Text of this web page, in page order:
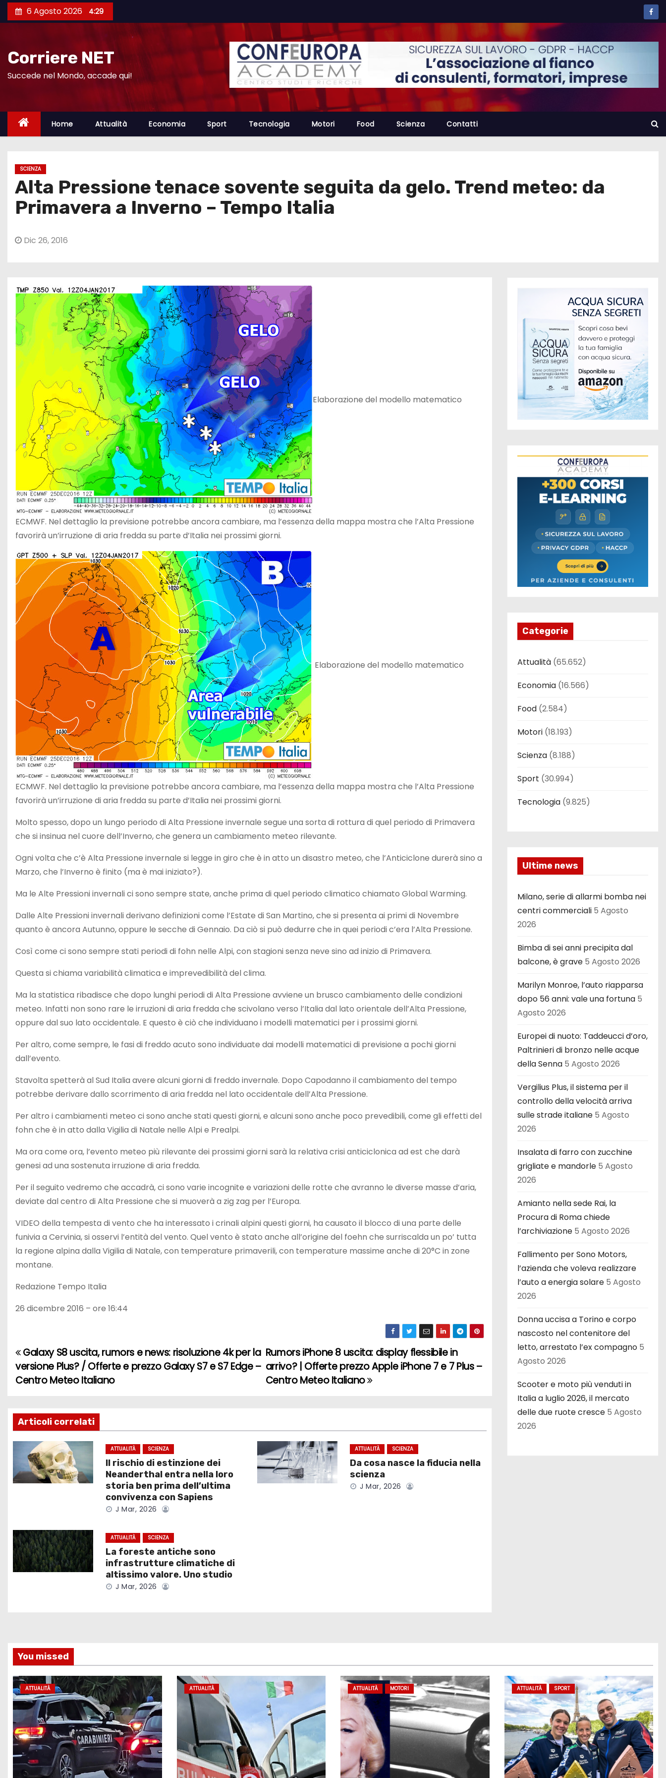
a
6 Agosto 2026 4:29
Corriere NET
Succede nel Mondo, accade qui!
Home Attualità Economia Sport Tecnologia Motori Food Scienza Contatti
SCIENZA
Alta Pressione tenace sovente seguita da gelo. Trend meteo: da
Primavera a Inverno – Tempo Italia
Dic 26, 2016
Elaborazione del modello matematico
ECMWF. Nel dettaglio la previsione potrebbe ancora cambiare, ma l’essenza della mappa mostra che l’Alta Pressione
favorirà un’irruzione di aria fredda su parte d’Italia nei prossimi giorni.
Elaborazione del modello matematico
ECMWF. Nel dettaglio la previsione potrebbe ancora cambiare, ma l’essenza della mappa mostra che l’Alta Pressione
favorirà un’irruzione di aria fredda su parte d’Italia nei prossimi giorni.
Molto spesso, dopo un lungo periodo di Alta Pressione invernale segue una sorta di rottura di quel periodo di Primavera
che si insinua nel cuore dell’Inverno, che genera un cambiamento meteo rilevante.
Ogni volta che c’è Alta Pressione invernale si legge in giro che è in atto un disastro meteo, che l’Anticiclone durerà sino a
Marzo, che l’Inverno è finito (ma è mai iniziato?).
Ma le Alte Pressioni invernali ci sono sempre state, anche prima di quel periodo climatico chiamato Global Warming.
Dalle Alte Pressioni invernali derivano definizioni come l’Estate di San Martino, che si presenta ai primi di Novembre
quanto è ancora Autunno, oppure le secche di Gennaio. Da ciò si può dedurre che in quei periodi c’era l’Alta Pressione.
Così come ci sono sempre stati periodi di fohn nelle Alpi, con stagioni senza neve sino ad inizio di Primavera.
Questa si chiama variabilità climatica e imprevedibilità del clima.
Ma la statistica ribadisce che dopo lunghi periodi di Alta Pressione avviene un brusco cambiamento delle condizioni
meteo. Infatti non sono rare le irruzioni di aria fredda che scivolano verso l’Italia dal lato orientale dell’Alta Pressione,
oppure dal suo lato occidentale. E questo è ciò che individuano i modelli matematici per i prossimi giorni.
Per altro, come sempre, le fasi di freddo acuto sono individuate dai modelli matematici di previsione a pochi giorni
dall’evento.
Stavolta spetterà al Sud Italia avere alcuni giorni di freddo invernale. Dopo Capodanno il cambiamento del tempo
potrebbe derivare dallo scorrimento di aria fredda nel lato occidentale dell’Alta Pressione.
Per altro i cambiamenti meteo ci sono anche stati questi giorni, e alcuni sono anche poco prevedibili, come gli effetti del
fohn che è in atto dalla Vigilia di Natale nelle Alpi e Prealpi.
Ma ora come ora, l’evento meteo più rilevante dei prossimi giorni sarà la relativa crisi anticiclonica ad est che darà
genesi ad una sostenuta irruzione di aria fredda.
Per il seguito vedremo che accadrà, ci sono varie incognite e variazioni delle rotte che avranno le diverse masse d’aria,
deviate dal centro di Alta Pressione che si muoverà a zig zag per l’Europa.
VIDEO della tempesta di vento che ha interessato i crinali alpini questi giorni, ha causato il blocco di una parte delle
funivia a Cervinia, si osservi l’entità del vento. Quel vento è stato anche all’origine del foehn che surriscalda un po’ tutta
la regione alpina dalla Vigilia di Natale, con temperature primaverili, con temperature massime anche di 20°C in zone
montane.
Redazione Tempo Italia
26 dicembre 2016 – ore 16:44
N
a
i
g
z
n
e
i
c
o
l
i
Rumors iPhone 8 uscita: display flessibile in
arrivo? | Offerte prezzo Apple iPhone 7 e 7 Plus –
Centro Meteo Italiano
Galaxy S8 uscita, rumors e news: risoluzione 4k per la
versione Plus? / Offerte e prezzo Galaxy S7 e S7 Edge –
Centro Meteo Italiano
Articoli correlati
ATTUALITÀ SCIENZA
Il rischio di estinzione dei
Neanderthal entra nella loro
storia ben prima dell’ultima
convivenza con Sapiens
J Mar, 2026
ATTUALITÀ SCIENZA
Da cosa nasce la fiducia nella
scienza
J Mar, 2026
ATTUALITÀ SCIENZA
La foreste antiche sono
infrastrutture climatiche di
altissimo valore. Uno studio
J Mar, 2026
Categorie
Attualità (65.652)
Economia (16.566)
Food (2.584)
Motori (18.193)
Scienza (8.188)
Sport (30.994)
Tecnologia (9.825)
Ultime news
Milano, serie di allarmi bomba nei
centri commerciali 5 Agosto
2026
Bimba di sei anni precipita dal
balcone, è grave 5 Agosto 2026
Marilyn Monroe, l’auto riapparsa
dopo 56 anni: vale una fortuna 5
Agosto 2026
Europei di nuoto: Taddeucci d’oro,
Paltrinieri di bronzo nelle acque
della Senna 5 Agosto 2026
Vergilius Plus, il sistema per il
controllo della velocità arriva
sulle strade italiane 5 Agosto
2026
Insalata di farro con zucchine
grigliate e mandorle 5 Agosto
2026
Amianto nella sede Rai, la
Procura di Roma chiede
l’archiviazione 5 Agosto 2026
Fallimento per Sono Motors,
l’azienda che voleva realizzare
l’auto a energia solare 5 Agosto
2026
Donna uccisa a Torino e corpo
nascosto nel contenitore del
letto, arrestato l’ex compagno 5
Agosto 2026
Scooter e moto più venduti in
Italia a luglio 2026, il mercato
delle due ruote cresce 5 Agosto
2026
You missed
ATTUALITÀ ATTUALITÀ ATTUALITÀ MOTORI ATTUALITÀ SPORT